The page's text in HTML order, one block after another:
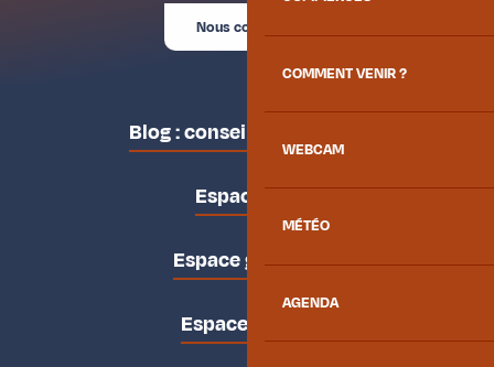
COMMENT VENIR ?
WEBCAM
MÉTÉO
AGENDA
Nous contacter
Blog : conseils des locaux
Espace pro
Espace groupes
Espace presse